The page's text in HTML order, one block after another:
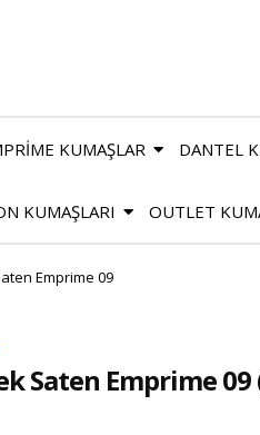
KUMAŞLAR DANTEL
KUMAŞLARI OUTLET
Emprime 09
Saten Emprime 09